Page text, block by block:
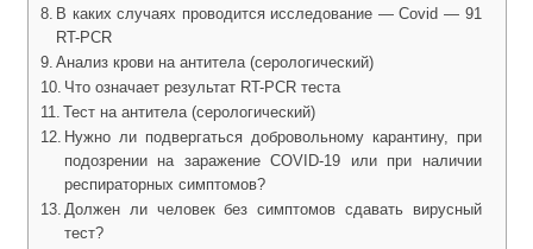
В каких случаях проводится исследование — Covid — 91
RT-PCR
Анализ крови на антитела (серологический)
Что означает результат RT-PCR теста
Тест на антитела (серологический)
Нужно ли подвергаться добровольному карантину, при
подозрении на заражение COVID-19 или при наличии
респираторных симптомов?
Должен ли человек без симптомов сдавать вирусный
тест?